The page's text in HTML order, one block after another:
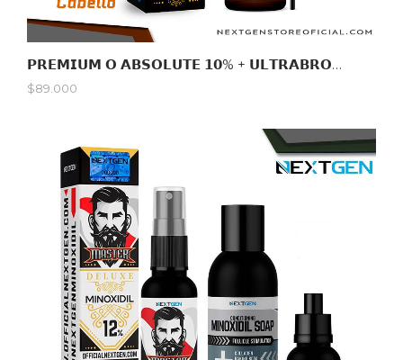
𝗣𝗥𝗘𝗠𝗜𝗨𝗠 𝗢 𝗔𝗕𝗦𝗢𝗟𝗨𝗧𝗘 𝟭𝟬% + 𝗨𝗟𝗧𝗥𝗔𝗕𝗥𝗢𝗪𝗡
$89.000